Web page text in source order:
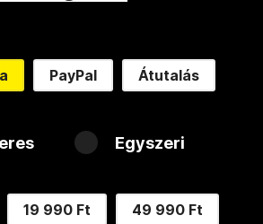
PayPal Átutalás
Egyszeri
19 990 Ft 49 990 Ft